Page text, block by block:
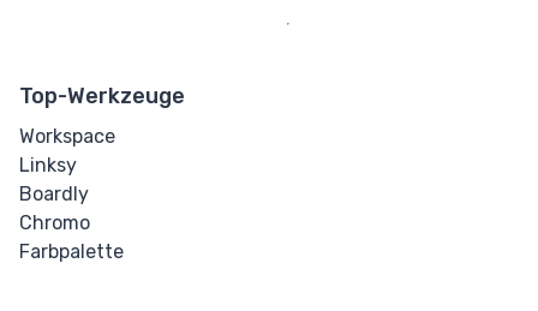
Top-Werkzeuge
Workspace
Linksy
Boardly
Chromo
Farbpalette